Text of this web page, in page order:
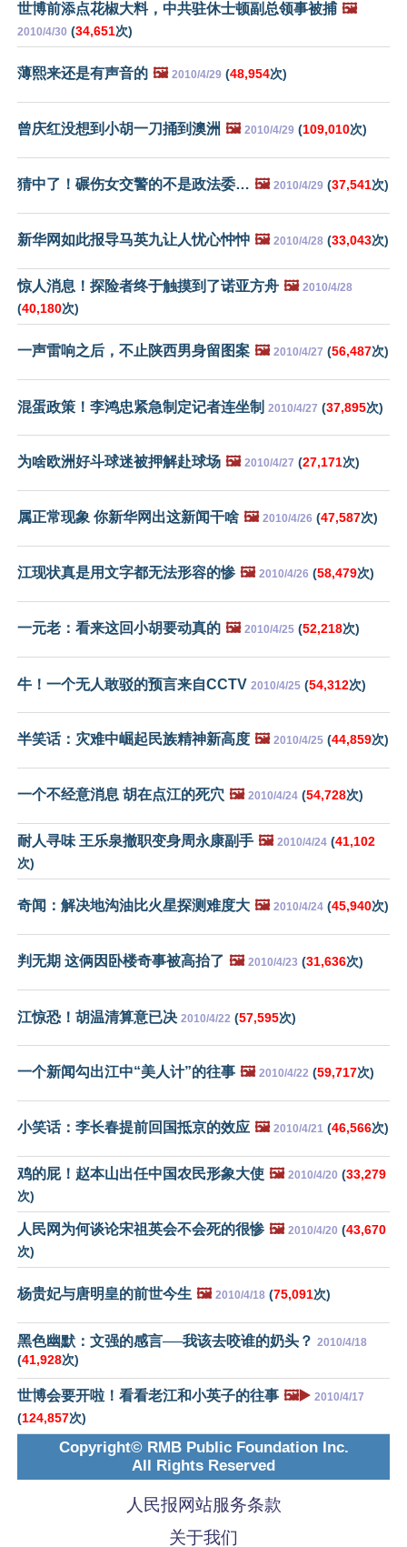
世博前添点花椒大料，中共驻休士顿副总领事被捕 🖼️
2010/4/30 (34,651次)
薄熙来还是有声音的 🖼️ 2010/4/29 (48,954次)
曾庆红没想到小胡一刀捅到澳洲 🖼️ 2010/4/29 (109,010次)
猜中了！碾伤女交警的不是政法委… 🖼️ 2010/4/29 (37,541次)
新华网如此报导马英九让人忧心忡忡 🖼️ 2010/4/28 (33,043次)
惊人消息！探险者终于触摸到了诺亚方舟 🖼️ 2010/4/28
(40,180次)
一声雷响之后，不止陕西男身留图案 🖼️ 2010/4/27 (56,487次)
混蛋政策！李鸿忠紧急制定记者连坐制 2010/4/27 (37,895次)
为啥欧洲好斗球迷被押解赴球场 🖼️ 2010/4/27 (27,171次)
属正常现象 你新华网出这新闻干啥 🖼️ 2010/4/26 (47,587次)
江现状真是用文字都无法形容的惨 🖼️ 2010/4/26 (58,479次)
一元老：看来这回小胡要动真的 🖼️ 2010/4/25 (52,218次)
牛！一个无人敢驳的预言来自CCTV 2010/4/25 (54,312次)
半笑话：灾难中崛起民族精神新高度 🖼️ 2010/4/25 (44,859次)
一个不经意消息 胡在点江的死穴 🖼️ 2010/4/24 (54,728次)
耐人寻味 王乐泉撤职变身周永康副手 🖼️ 2010/4/24 (41,102
次)
奇闻：解决地沟油比火星探测难度大 🖼️ 2010/4/24 (45,940次)
判无期 这俩因卧楼奇事被高抬了 🖼️ 2010/4/23 (31,636次)
江惊恐！胡温清算意已决 2010/4/22 (57,595次)
一个新闻勾出江中“美人计”的往事 🖼️ 2010/4/22 (59,717次)
小笑话：李长春提前回国抵京的效应 🖼️ 2010/4/21 (46,566次)
鸡的屁！赵本山出任中国农民形象大使 🖼️ 2010/4/20 (33,279
次)
人民网为何谈论宋祖英会不会死的很惨 🖼️ 2010/4/20 (43,670
次)
杨贵妃与唐明皇的前世今生 🖼️ 2010/4/18 (75,091次)
黑色幽默：文强的感言──我该去咬谁的奶头？ 2010/4/18
(41,928次)
世博会要开啦！看看老江和小英子的往事 🖼️▶️ 2010/4/17
(124,857次)
Copyright© RMB Public Foundation Inc.
All Rights Reserved
人民报网站服务条款
关于我们